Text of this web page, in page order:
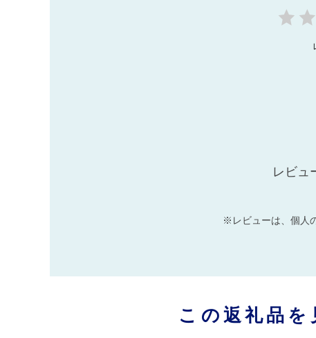
レビュ
※レビューは、個人
この返礼品